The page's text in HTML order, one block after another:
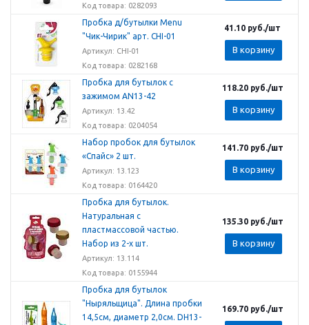
Код товара: 0282093
Пробка д/бутылки Menu
"Чик-Чирик" арт. CHI-01
Артикул: CHI-01
Код товара: 0282168
41.10 руб./шт
В корзину
Пробка для бутылок с
зажимом AN13-42
Артикул: 13.42
Код товара: 0204054
118.20руб./шт
В корзину
Набор пробок для бутылок
«Спайс» 2 шт.
Артикул: 13.123
Код товара: 0164420
141.70руб./шт
В корзину
Пробка для бутылок.
Натуральная с
пластмассовой частью.
Набор из 2-х шт.
Артикул: 13.114
Код товара: 0155944
135.30руб./шт
В корзину
Пробка для бутылок
"Ныряльщица". Длина пробки
14,5см, диаметр 2,0см. DH13-
169.70руб./шт